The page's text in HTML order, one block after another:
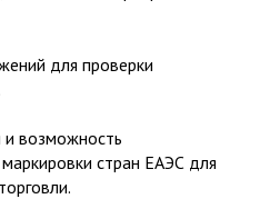
для проверки
и возможность
стран ЕАЭС для